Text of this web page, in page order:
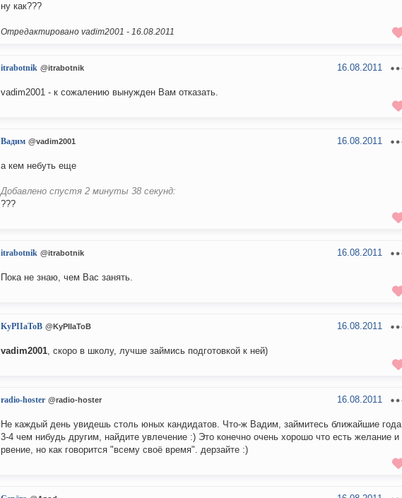
ну как???
Отредактировано vadim2001 - 16.08.2011
itrabotnik @itrabotnik 16.08.2011
vadim2001 - к сожалению вынужден Вам отказать.
Вадим @vadim2001 16.08.2011
а кем небуть еще
Добавлено спустя 2 минуты 38 секунд:
???
itrabotnik @itrabotnik 16.08.2011
Пока не знаю, чем Вас занять.
KyPIIaToB @KyPIIaToB 16.08.2011
vadim2001, скоро в школу, лучше займись подготовкой к ней)
radio-hoster @radio-hoster 16.08.2011
Не каждый день увидешь столь юных кандидатов. Что-ж Вадим, займитесь ближайшие года
3-4 чем нибудь другим, найдите увлечение :) Это конечно очень хорошо что есть желание и
рвение, но как говорится "всему своё время". дерзайте :)